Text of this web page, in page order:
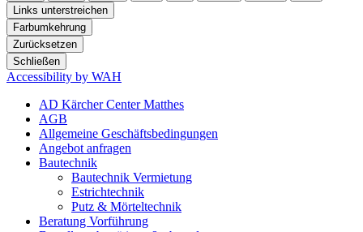
Links unterstreichen
Farbumkehrung
Zurücksetzen
Schließen
Accessibility by WAH
AD Kärcher Center Matthes
AGB
Allgemeine Geschäftsbedingungen
Angebot anfragen
Bautechnik
Bautechnik Vermietung
Estrichtechnik
Putz & Mörteltechnik
Beratung Vorführung